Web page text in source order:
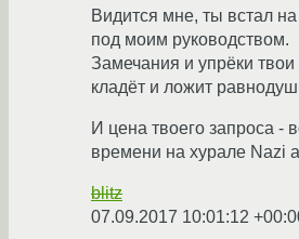
Видится мне, ты встал
под моим руководством.
Замечания и упрёки
кладёт и ложит
И цена твоего запроса -
времени на хурале Nazi
blitz
07.09.2017 10:01:12